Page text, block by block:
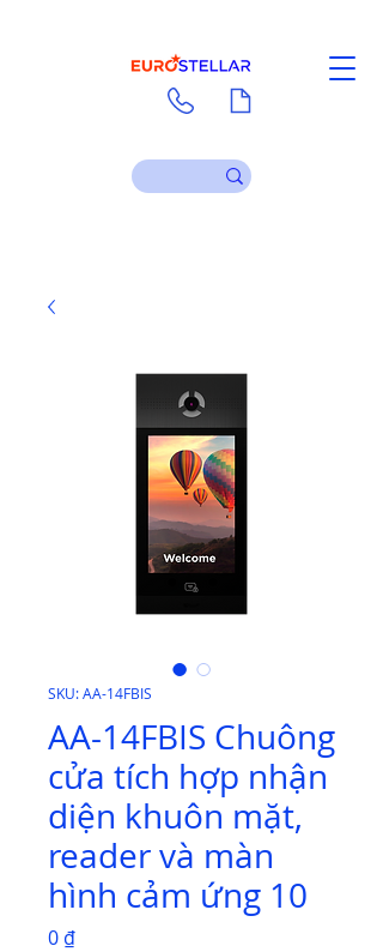
SKU: AA-14FBIS
AA-14FBIS Chuông
cửa tích hợp nhận
diện khuôn mặt,
reader và màn
hình cảm ứng 10
0 ₫Giá